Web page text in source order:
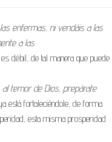
enfermas, ni vendáis a las
a las
débil, de tal manera que puede
temor de Dios, prepárate
está fortaleciéndole, de forma
esta misma prosperidad